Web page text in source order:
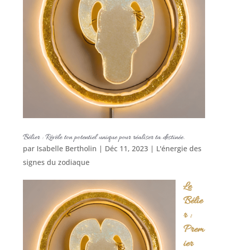
Bélier : Révèle ton potentiel unique pour réaliser ta destinée.
par Isabelle Bertholin | Déc 11, 2023| L'énergie des
signes du zodiaque
Le
Bélie
r :
Prem
ier